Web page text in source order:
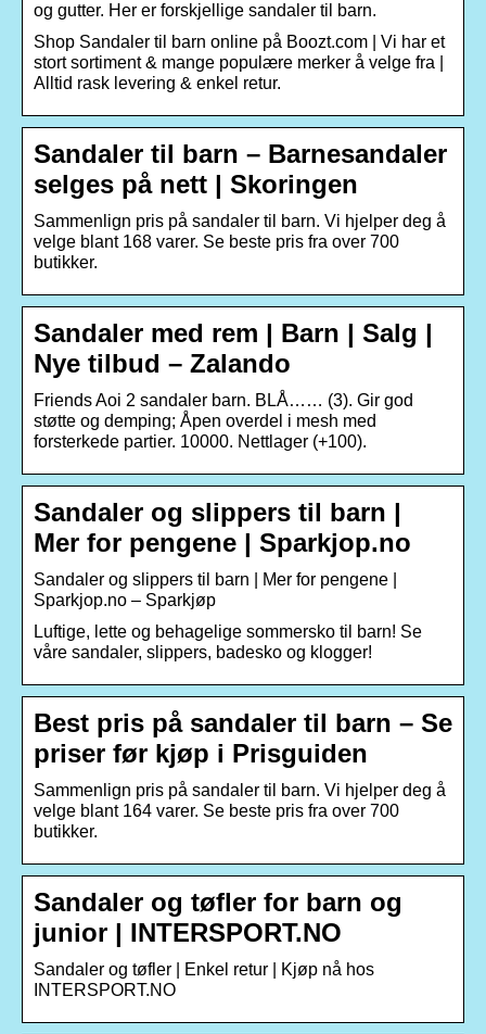
og gutter. Her er forskjellige sandaler til barn.
Shop Sandaler til barn online på Boozt.com | Vi har et
stort sortiment & mange populære merker å velge fra |
Alltid rask levering & enkel retur.
Sandaler til barn – Barnesandaler
selges på nett | Skoringen
Sammenlign pris på sandaler til barn. Vi hjelper deg å
velge blant 168 varer. Se beste pris fra over 700
butikker.
Sandaler med rem | Barn | Salg |
Nye tilbud – Zalando
Friends Aoi 2 sandaler barn. BLÅ…… (3). Gir god
støtte og demping; Åpen overdel i mesh med
forsterkede partier. 10000. Nettlager (+100).
Sandaler og slippers til barn |
Mer for pengene | Sparkjop.no
Sandaler og slippers til barn | Mer for pengene |
Sparkjop.no – Sparkjøp
Luftige, lette og behagelige sommersko til barn! Se
våre sandaler, slippers, badesko og klogger!
Best pris på sandaler til barn – Se
priser før kjøp i Prisguiden
Sammenlign pris på sandaler til barn. Vi hjelper deg å
velge blant 164 varer. Se beste pris fra over 700
butikker.
Sandaler og tøfler for barn og
junior | INTERSPORT.NO
Sandaler og tøfler | Enkel retur | Kjøp nå hos
INTERSPORT.NO